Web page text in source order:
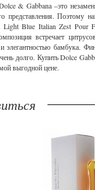
& Gabbana –это
представления. Поэтому
Light Blue Italian Zest Pour
встречает
элегантностью бамбука.
долго. Купить Dolce
выгодной цене.